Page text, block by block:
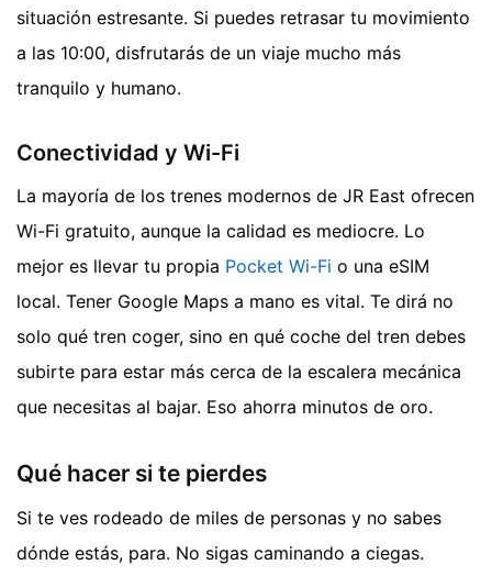
situación estresante. Si puedes retrasar tu movimiento
a las 10:00, disfrutarás de un viaje mucho más
tranquilo y humano.
Conectividad y Wi-Fi
La mayoría de los trenes modernos de JR East ofrecen
Wi-Fi gratuito, aunque la calidad es mediocre. Lo
mejor es llevar tu propia Pocket Wi-Fi o una eSIM
local. Tener Google Maps a mano es vital. Te dirá no
solo qué tren coger, sino en qué coche del tren debes
subirte para estar más cerca de la escalera mecánica
que necesitas al bajar. Eso ahorra minutos de oro.
Qué hacer si te pierdes
Si te ves rodeado de miles de personas y no sabes
dónde estás, para. No sigas caminando a ciegas.